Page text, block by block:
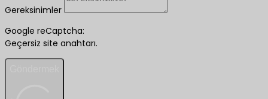
Gereksinimler
Google reCaptcha:
Geçersiz site anahtarı.